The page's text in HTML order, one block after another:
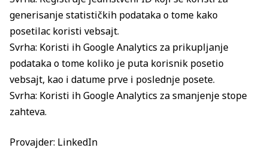
generisanje statističkih podataka o tome kako
posetilac koristi vebsajt.
Svrha: Koristi ih Google Analytics za prikupljanje
podataka o tome koliko je puta korisnik posetio
vebsajt, kao i datume prve i poslednje posete.
Svrha: Koristi ih Google Analytics za smanjenje stope
zahteva.
Provajder: LinkedIn